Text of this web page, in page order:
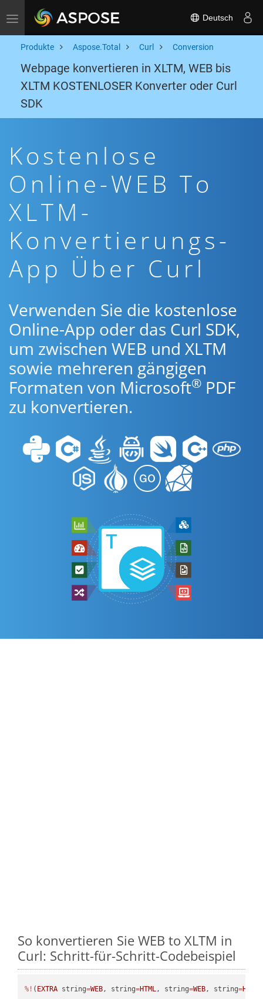
Toggle navigation Deutsch
Produkte Aspose.Total Curl Conversion
Webpage konvertieren in XLTM, WEB bis
XLTM KOSTENLOSER Konverter oder Curl
SDK
Kostenlose
Online-WEB To
XLTM-
Konvertierungs-
App Über Curl
Verwenden Sie die kostenlose
Online-App oder das Curl SDK,
um zwischen WEB und XLTM
sowie mehreren gängigen
Formaten von Microsoft® PDF
zu konvertieren.
So konvertieren Sie WEB to XLTM in
Curl: Schritt-für-Schritt-Codebeispiel
%! ( EXTRA string=WEB, string=HTML, string=WEB, string=HTML